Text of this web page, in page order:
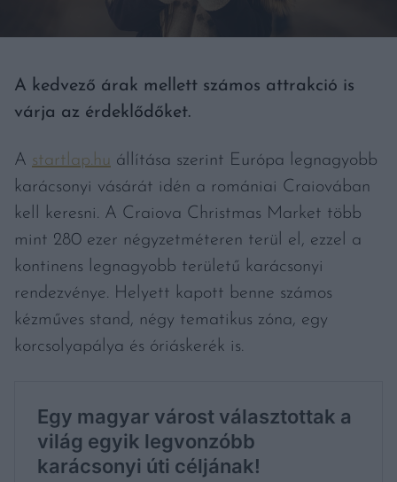
A kedvező árak mellett számos attrakció is
várja az érdeklődőket.
A startlap.hu állítása szerint Európa legnagyobb
karácsonyi vásárát idén a romániai Craiovában
kell keresni. A Craiova Christmas Market több
mint 280 ezer négyzetméteren terül el, ezzel a
kontinens legnagyobb területű karácsonyi
rendezvénye. Helyett kapott benne számos
kézműves stand, négy tematikus zóna, egy
korcsolyapálya és óriáskerék is.